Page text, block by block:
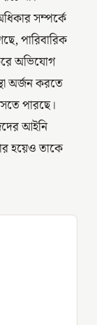
সম্পর্কে
পারিবারিক
অভিযোগ
অর্জন করতে
পারছে।
আইনি
হয়েও তাকে